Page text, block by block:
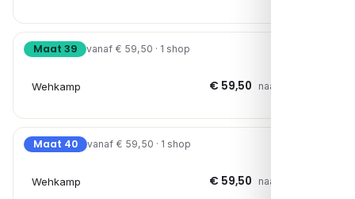
Maat 39 vanaf € 59,50 · 1 shop
Wehkamp € 59,50 naar shop →
Maat 40 vanaf € 59,50 · 1 shop
Wehkamp € 59,50 naar shop →